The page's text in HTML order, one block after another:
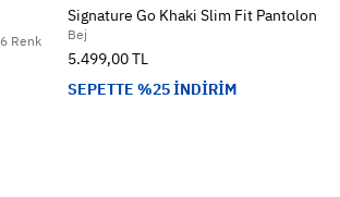
6 Renk
Signature Go Khaki Slim Fit Pantolon
Bej
5.499,00 TL
SEPETTE %25 İNDİRİM